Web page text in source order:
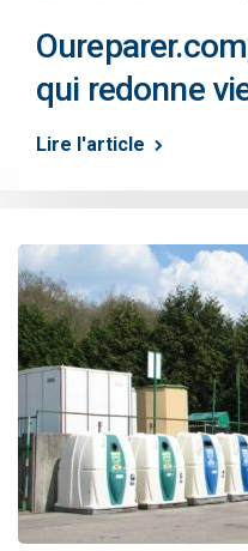
qui redonne
Lire l'article